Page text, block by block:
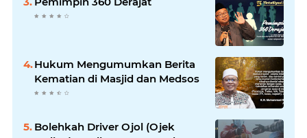
Hukum Mengumumkan Berita
Kematian di Masjid dan Medsos
Bolehkah Driver Ojol (Ojek